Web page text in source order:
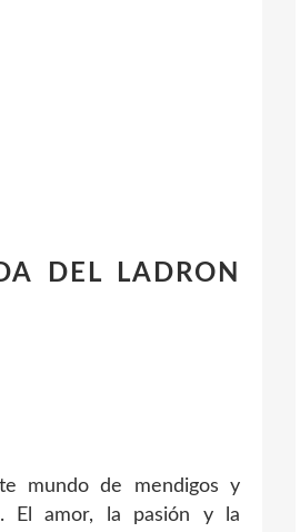
DEL LADRON
mundo de mendigos y
El amor, la pasión y la